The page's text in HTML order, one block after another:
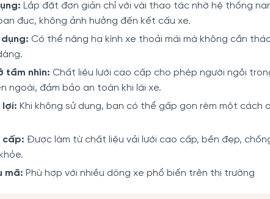
Lắp đặt đơn giản chỉ với vài thao tác nhờ hệ thống
đục, không ảnh hưởng đến kết cấu xe.
dụng: Có thể nâng hạ kính xe thoải mái mà không cần
tầm nhìn: Chất liệu lưới cao cấp cho phép người ngồi
ngoài, đảm bảo an toàn khi lái xe.
lợi: Khi không sử dụng, bạn có thể gấp gọn rèm một cách
cấp: Được làm từ chất liệu vải lưới cao cấp, bền đẹp,
mã: Phù hợp với nhiều dòng xe phổ biến trên thị trường